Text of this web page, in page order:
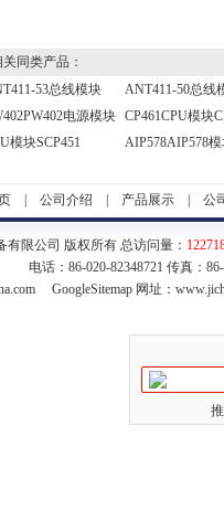
同类产品：
53总线模块
ANT411-50总线
电源模块
CP461CPU模块
模块SCP451
AIP578AIP578模
公司介绍 产品展示 公
有限公司 版权所有 总访问量：
电话：86-020-82348721 传真：
GoogleSitemap网址：